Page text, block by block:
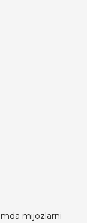
mijozlarni